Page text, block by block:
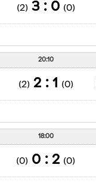
(0)
0 : 3
(2)
20:10
(0)
1 : 2
(2)
18:00
(0)
2 : 0
(0)